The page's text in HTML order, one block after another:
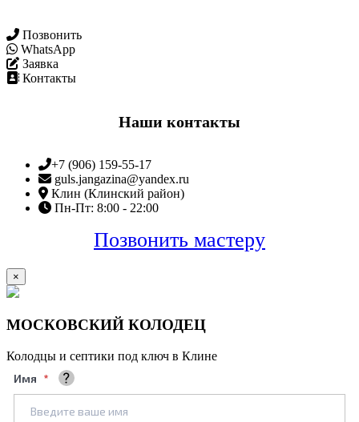
Позвонить
WhatsApp
Заявка
Контакты
Наши контакты
+7 (906) 159-55-17
guls.jangazina@yandex.ru
Клин (Клинский район)
Пн-Пт: 8:00 - 22:00
Позвонить мастеру
×
МОСКОВСКИЙ КОЛОДЕЦ
Колодцы и септики под ключ в Клине
Имя